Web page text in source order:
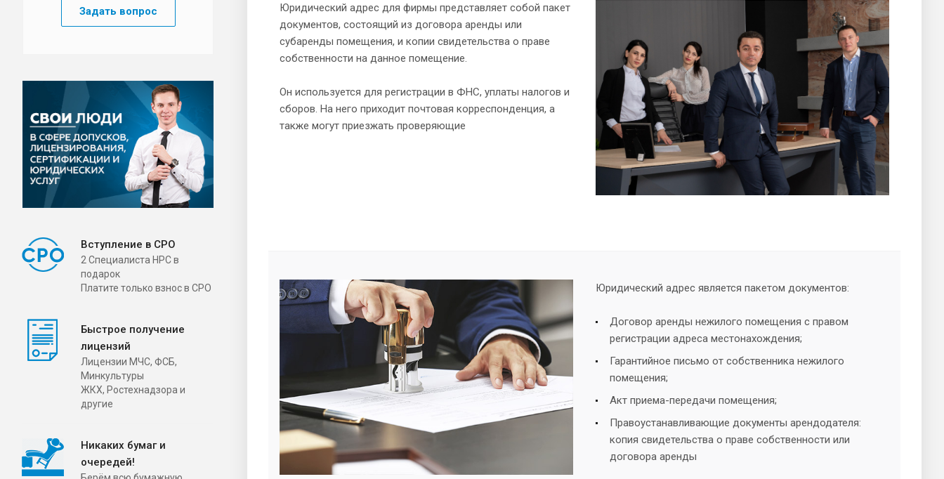
Юридический адрес для фирмы представляет собой пакет
документов, состоящий из договора аренды или
субаренды помещения, и копии свидетельства о праве
собственности на данное помещение.
Он используется для регистрации в ФНС, уплаты налогов и
сборов. На него приходит почтовая корреспонденция, а
также могут приезжать проверяющие
Юридический адрес является пакетом документов:
Договор аренды нежилого помещения с правом
регистрации адреса местонахождения;
Гарантийное письмо от собственника нежилого
помещения;
Акт приема-передачи помещения;
Правоустанавливающие документы арендодателя:
копия свидетельства о праве собственности или
договора аренды
Задать вопрос
Вступление в СРО
2 Специалиста НРС в
подарок
Платите только взнос в СРО
Быстрое получение
лицензий
Лицензии МЧС, ФСБ,
Минкультуры
ЖКХ, Ростехнадзора и
другие
Никаких бумаг и
очередей!